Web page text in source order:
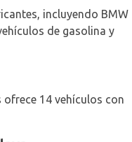
incluyendo BMW
de gasolina y
14 vehículos con